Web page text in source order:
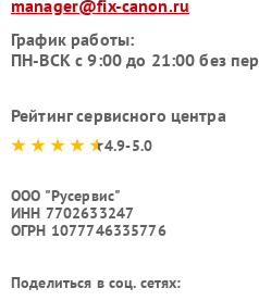
manager@fix-canon.ru
График работы:
ПН-ВСК с 9:00 до 21:00 без
Рейтинг сервисного центра
4.9-5.0
ООО "Русервис"
ИНН 7702633247
ОГРН 1077746335776
Поделиться в соц. сетях: